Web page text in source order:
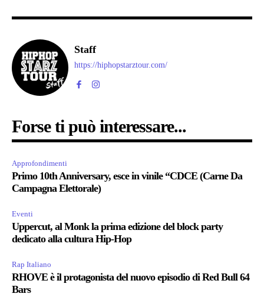
Staff
https://hiphopstarztour.com/
Forse ti può interessare...
Approfondimenti
Primo 10th Anniversary, esce in vinile “CDCE (Carne Da
Campagna Elettorale)
Eventi
Uppercut, al Monk la prima edizione del block party
dedicato alla cultura Hip-Hop
Rap Italiano
RHOVE è il protagonista del nuovo episodio di Red Bull 64
Bars